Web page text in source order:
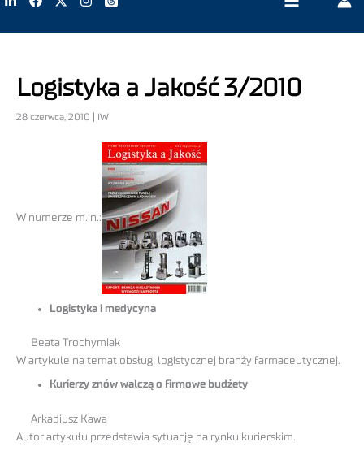
Logistyka a Jakość 3/2010
28 czerwca, 2010 | IW
W numerze m.in.:
Logistyka i medycyna
Beata Trochymiak
W artykule na temat obsługi logistycznej branży farmaceutycznej.
Kurierzy znów walczą o firmowe budżety
Arkadiusz Kawa
Autor artykułu przedstawia sytuację na rynku kurierskim.